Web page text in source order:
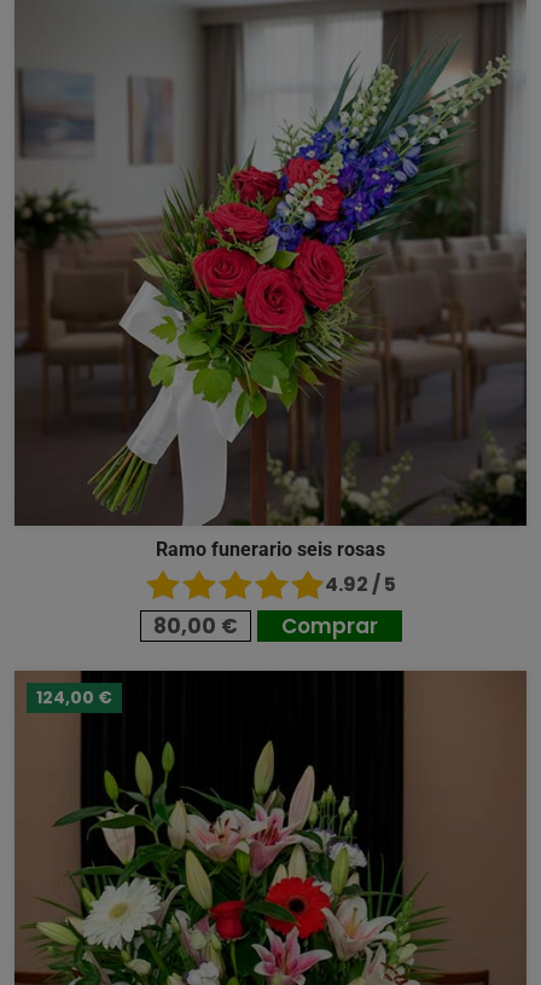
Ramo funerario seis rosas
4.92 / 5
80,00 € Comprar
124,00 €